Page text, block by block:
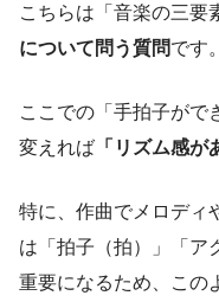
こちらは「音楽の三要
について問う質問です。
ここでの「手拍子がで
変えれば 「リズム感が
特に、作曲でメロディ
は「拍子（拍）」「ア
重要になるため、この